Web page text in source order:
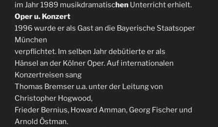
im Jahr 1989 musikdramatischen Unterricht erhielt.
Oper u. Konzert
1996 wurde er als Gast an die Bayerische Staatsoper
München
verpflichtet. Im selben Jahr debütierte er als
Hänsel an der Kölner Oper. Auf internationalen
Konzertreisen sang
Thomas Bremser u.a. unter der Leitung von
Christopher Hogwood,
Frieder Bernius, Howard Amman, Georg Fischer und
Arnold Östman.